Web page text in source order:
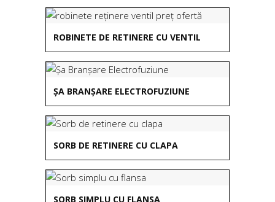
ROBINETE DE RETINERE CU VENTIL
ȘA BRANȘARE ELECTROFUZIUNE
SORB DE RETINERE CU CLAPA
SORB SIMPLU CU FLANSA